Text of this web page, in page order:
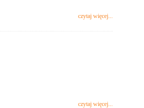
czytaj więcej...
czytaj więcej...